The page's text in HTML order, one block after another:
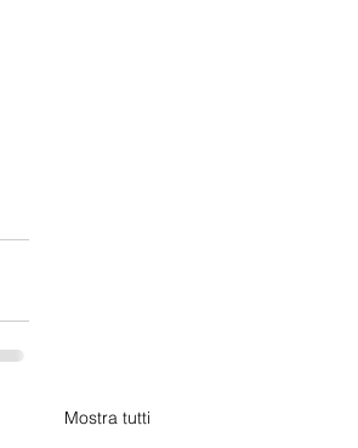
Mostra tutti